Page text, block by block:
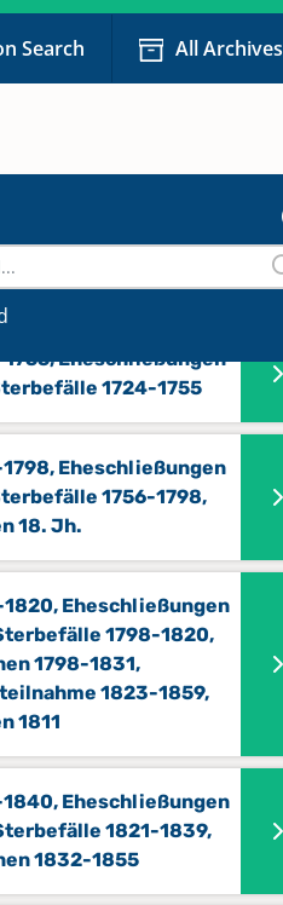
Search All Archives
1894
Eheschließungen
1724-1755
Eheschließungen
1756-1798,
18. Jh.
Eheschließungen
1798-1820,
1798-1831,
1823-1859,
1811
Eheschließungen
1821-1839,
1832-1855